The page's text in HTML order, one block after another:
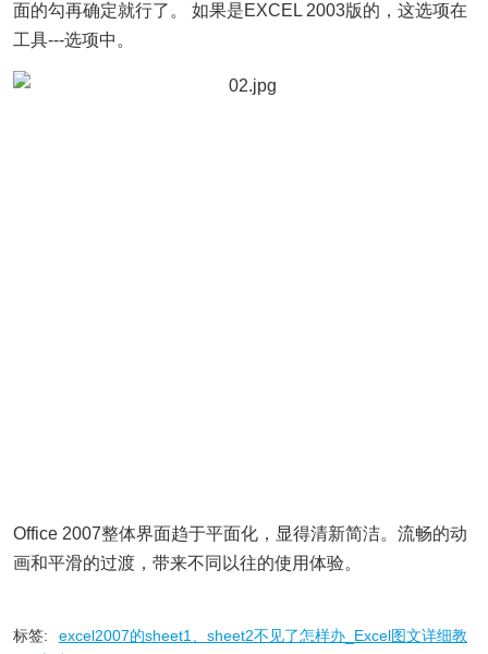
面的勾再确定就行了。 如果是EXCEL 2003版的，这选项在
工具---选项中。
Office 2007整体界面趋于平面化，显得清新简洁。流畅的动
画和平滑的过渡，带来不同以往的使用体验。
标签:
excel2007的sheet1、sheet2不见了怎样办_Excel图文详细教